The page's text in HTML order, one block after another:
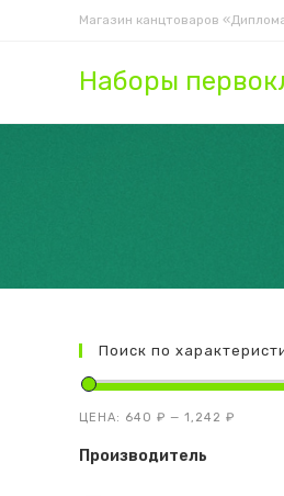
содержимому
Магазин канцтоваров
Наборы
Поиск по
ЦЕНА: 640 ₽ — 1,242 ₽
Производитель